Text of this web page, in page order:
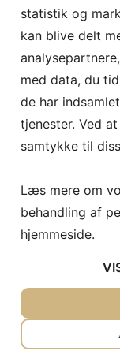
statistik og
kan blive delt
med data, du
de har
tjenester. Ved
samtykke til
Læs mere om
behandling af
hjemmeside.